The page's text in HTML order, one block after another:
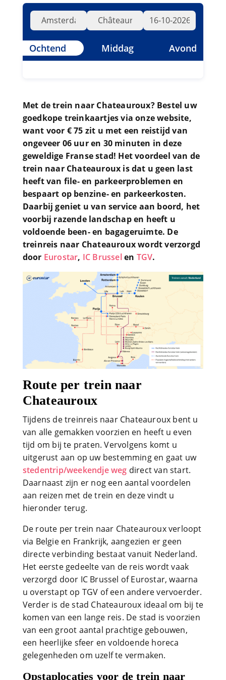
Ochtend Middag Avond
Met de trein naar Chateauroux? Bestel uw
goedkope treinkaartjes via onze website,
want voor € 75 zit u met een reistijd van
ongeveer 06 uur en 30 minuten in deze
geweldige Franse stad! Het voordeel van de
trein naar Chateauroux is dat u geen last
heeft van file- en parkeerproblemen en
bespaart op benzine- en parkeerkosten.
Daarbij geniet u van service aan boord, het
voorbij razende landschap en heeft u
voldoende been- en bagageruimte. De
treinreis naar Chateauroux wordt verzorgd
door Eurostar, IC Brusselen TGV.
Route per trein naar
Chateauroux
Tijdens de treinreis naar Chateauroux bent u
van alle gemakken voorzien en heeft u even
tijd om bij te praten. Vervolgens komt u
uitgerust aan op uw bestemming en gaat uw
stedentrip/weekendje weg direct van start.
Daarnaast zijn er nog een aantal voordelen
aan reizen met de trein en deze vindt u
hieronder terug.
De route per trein naar Chateauroux verloopt
via Belgie en Frankrijk, aangezien er geen
directe verbinding bestaat vanuit Nederland.
Het eerste gedeelte van de reis wordt vaak
verzorgd door IC Brussel of Eurostar, waarna
u overstapt op TGV of een andere vervoerder.
Verder is de stad Chateauroux ideaal om bij te
komen van een lange reis. De stad is voorzien
van een groot aantal prachtige gebouwen,
een heerlijke sfeer en voldoende horeca
gelegenheden om uzelf te vermaken.
Opstaplocaties voor de trein naar